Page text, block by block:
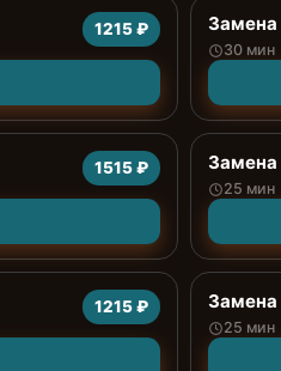
1215 ₽ Замена
30 мин
1515 ₽ Замена
25 мин
1215 ₽
25 мин